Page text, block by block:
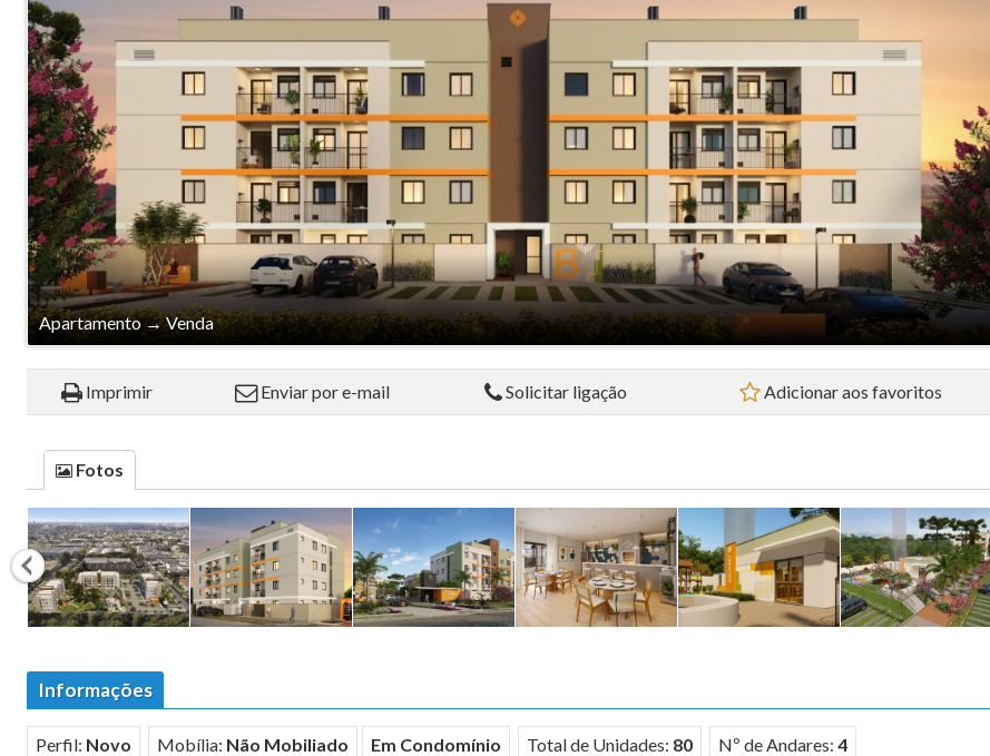
Prédio (1)
Sala Comercial (2)
Sobrado (5)
Studio (4)
Terreno (3)
Terreno em Condomínio (3)
Apartamento→Venda
Imprimir Enviar por e-mail Solicitar ligação Adicionar aos favoritos
Fotos
Informações
Perfil: Novo Mobília: Não Mobiliado Em Condomínio Total de Unidades: 80 Nº de Andares: 4